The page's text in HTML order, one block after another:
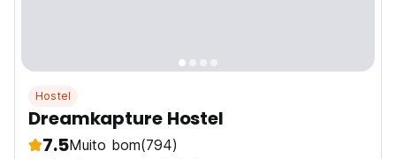
Hostel
Dreamkapture Hostel
7.5Muito bom(794)